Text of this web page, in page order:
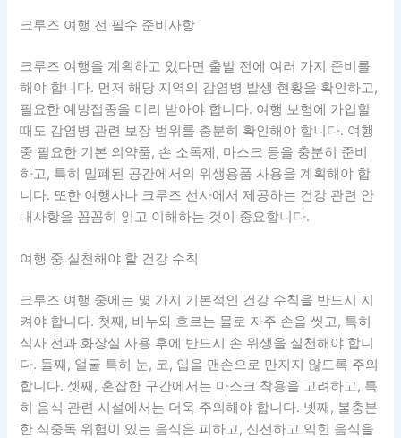
크루즈 여행 전 필수 준비사항
크루즈 여행을 계획하고 있다면 출발 전에 여러 가지 준비를
해야 합니다. 먼저 해당 지역의 감염병 발생 현황을 확인하고,
필요한 예방접종을 미리 받아야 합니다. 여행 보험에 가입할
때도 감염병 관련 보장 범위를 충분히 확인해야 합니다. 여행
중 필요한 기본 의약품, 손 소독제, 마스크 등을 충분히 준비
하고, 특히 밀폐된 공간에서의 위생용품 사용을 계획해야 합
니다. 또한 여행사나 크루즈 선사에서 제공하는 건강 관련 안
내사항을 꼼꼼히 읽고 이해하는 것이 중요합니다.
여행 중 실천해야 할 건강 수칙
크루즈 여행 중에는 몇 가지 기본적인 건강 수칙을 반드시 지
켜야 합니다. 첫째, 비누와 흐르는 물로 자주 손을 씻고, 특히
식사 전과 화장실 사용 후에 반드시 손 위생을 실천해야 합니
다. 둘째, 얼굴 특히 눈, 코, 입을 맨손으로 만지지 않도록 주의
합니다. 셋째, 혼잡한 구간에서는 마스크 착용을 고려하고, 특
히 음식 관련 시설에서는 더욱 주의해야 합니다. 넷째, 불충분
한 식중독 위험이 있는 음식은 피하고, 신선하고 익힌 음식을